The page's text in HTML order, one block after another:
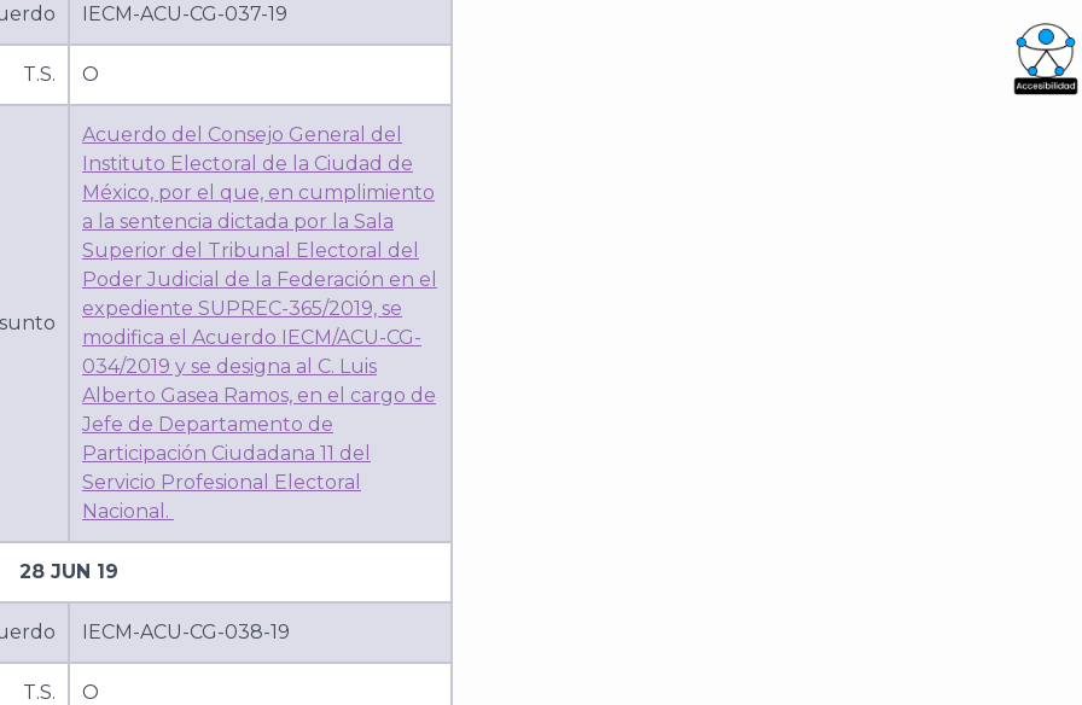
IECM-ACU-CG-037-19
T.S. O
Acuerdo del Consejo General del
Instituto Electoral de la Ciudad de
México, por el que, en cumplimiento
a la sentencia dictada por la Sala
Superior del Tribunal Electoral del
Poder Judicial de la Federación en el
expediente SUPREC-365/2019, se
modifica el Acuerdo IECM/ACU-CG-
034/2019 y se designa al C. Luis
Alberto Gasea Ramos, en el cargo de
Jefe de Departamento de
Participación Ciudadana 11 del
Servicio Profesional Electoral
Nacional.
28 JUN 19
IECM-ACU-CG-038-19
T.S. O